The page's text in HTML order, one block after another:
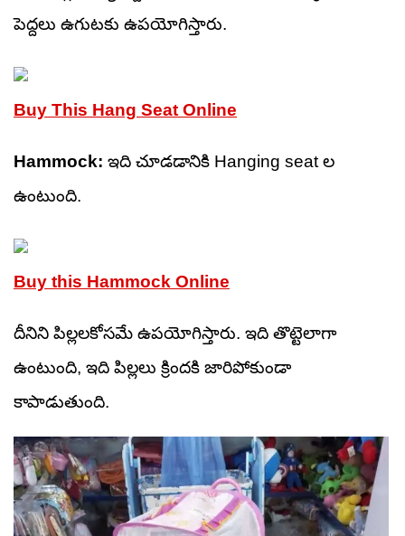
పెద్దలు ఉగుటకు ఉపయోగిస్తారు.
Buy This Hang Seat Online
Hammock: ఇది చూడడానికి Hanging seat ల
ఉంటుంది.
Buy this Hammock Online
దీనిని పిల్లలకోసమే ఉపయోగిస్తారు. ఇది తొట్టెలాగా
ఉంటుంది, ఇది పిల్లలు క్రిందకి జారిపోకుండా
కాపాడుతుంది.